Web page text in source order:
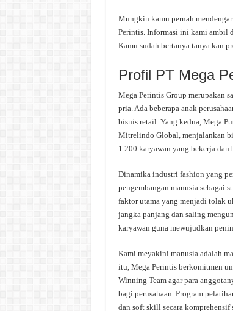
Mungkin kamu pernah
Perintis. Informasi ini kami ambil
Kamu sudah bertanya tanya kan
Profil PT Mega
Mega Perintis Group merupakan
pria. Ada beberapa anak
bisnis retail. Yang kedua, Mega
Mitrelindo Global, menjalankan
1.200 karyawan yang bekerja
Dinamika industri fashion yang
pengembangan manusia sebagai
faktor utama yang menjadi tolak
jangka panjang dan saling
karyawan guna mewujudkan
Kami meyakini manusia adalah
itu, Mega Perintis berkomitmen
Winning Team agar para
bagi perusahaan. Program
dan soft skill secara